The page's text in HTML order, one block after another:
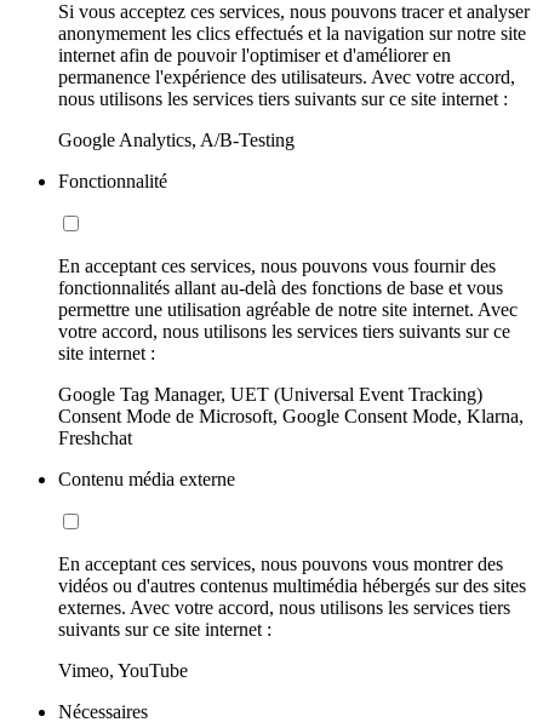
Si vous acceptez ces services, nous pouvons tracer et analyser
anonymement les clics effectués et la navigation sur notre site
internet afin de pouvoir l'optimiser et d'améliorer en
permanence l'expérience des utilisateurs. Avec votre accord,
nous utilisons les services tiers suivants sur ce site internet :
Google Analytics, A/B-Testing
Fonctionnalité
En acceptant ces services, nous pouvons vous fournir des
fonctionnalités allant au-delà des fonctions de base et vous
permettre une utilisation agréable de notre site internet. Avec
votre accord, nous utilisons les services tiers suivants sur ce
site internet :
Google Tag Manager, UET (Universal Event Tracking)
Consent Mode de Microsoft, Google Consent Mode, Klarna,
Freshchat
Contenu média externe
En acceptant ces services, nous pouvons vous montrer des
vidéos ou d'autres contenus multimédia hébergés sur des sites
externes. Avec votre accord, nous utilisons les services tiers
suivants sur ce site internet :
Vimeo, YouTube
Nécessaires